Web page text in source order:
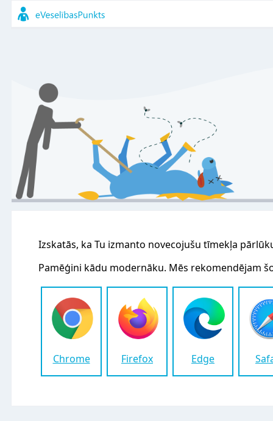
Izskatās, ka Tu izmanto novecojušu tīmekļa
Pamēģini kādu modernāku. Mēs rekomendējam
Chrome Firefox Edge